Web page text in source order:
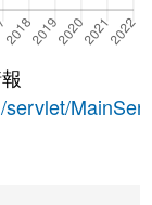
servlet/